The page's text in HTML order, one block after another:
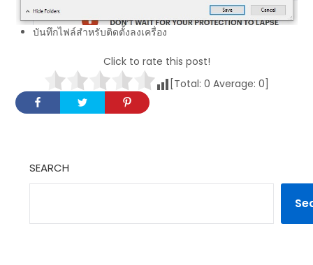
บันทึกไฟล์สำหรับติดตั้งลงเครื่อง
Click to rate this post!
[Total: 0 Average: 0
SEARCH